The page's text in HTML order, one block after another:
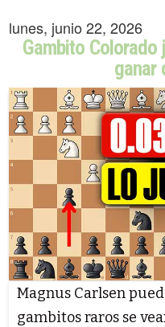
lunes, junio 22, 2026
Gambito Colorado
ganar
Magnus Carlsen
gambitos raros se